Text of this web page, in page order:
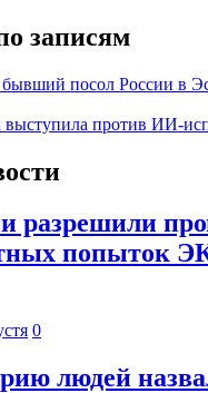
записям
посол России в
выступила против ИИ-
разрешили
попыток
0
людей